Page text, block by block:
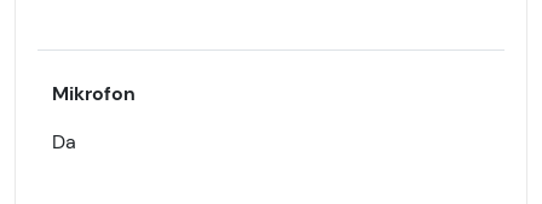
Mikrofon
Da